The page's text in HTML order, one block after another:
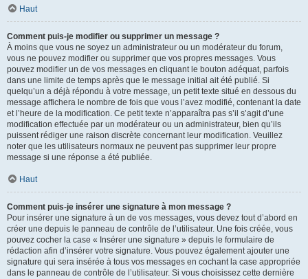
Haut
Comment puis-je modifier ou supprimer un message ?
À moins que vous ne soyez un administrateur ou un modérateur du forum,
vous ne pouvez modifier ou supprimer que vos propres messages. Vous
pouvez modifier un de vos messages en cliquant le bouton adéquat, parfois
dans une limite de temps après que le message initial ait été publié. Si
quelqu’un a déjà répondu à votre message, un petit texte situé en dessous du
message affichera le nombre de fois que vous l’avez modifié, contenant la date
et l’heure de la modification. Ce petit texte n’apparaîtra pas s’il s’agit d’une
modification effectuée par un modérateur ou un administrateur, bien qu’ils
puissent rédiger une raison discrète concernant leur modification. Veuillez
noter que les utilisateurs normaux ne peuvent pas supprimer leur propre
message si une réponse a été publiée.
Haut
Comment puis-je insérer une signature à mon message ?
Pour insérer une signature à un de vos messages, vous devez tout d’abord en
créer une depuis le panneau de contrôle de l’utilisateur. Une fois créée, vous
pouvez cocher la case « Insérer une signature » depuis le formulaire de
rédaction afin d’insérer votre signature. Vous pouvez également ajouter une
signature qui sera insérée à tous vos messages en cochant la case appropriée
dans le panneau de contrôle de l’utilisateur. Si vous choisissez cette dernière